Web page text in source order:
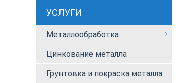
УСЛУГИ
Металлообработка
Цинкование металла
Грунтовка и покраска металла